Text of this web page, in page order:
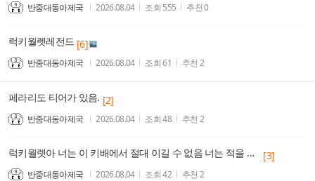
반중대동아제국 2026.08.04 조회 555 추천0
럭키월렛레전드 [6]
반중대동아제국 2026.08.04 조회61 추천 2
페라리도 티어가 있음. [2]
반중대동아제국 2026.08.04 조회48 추천 2
럭키월렛아 너는 이 키배에서 절대 이길 수 없음 너는 적을 늘렸어 [3]
반중대동아제국 2026.08.04 조회42 추천 2